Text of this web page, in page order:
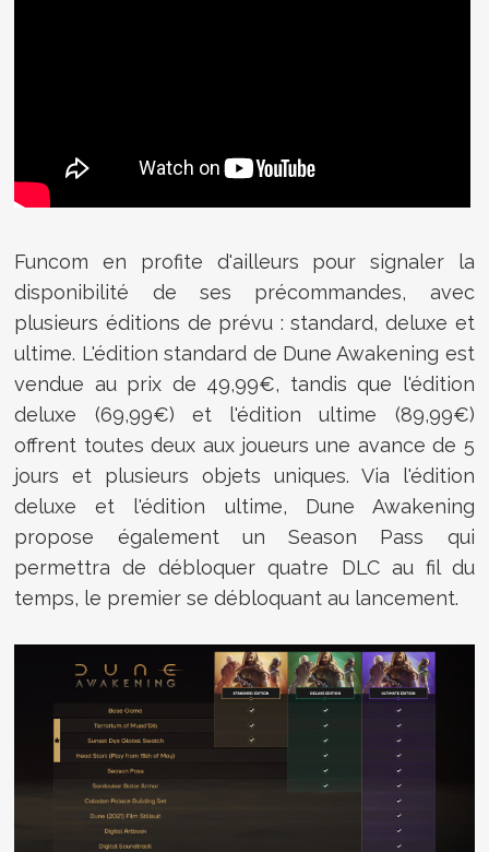
Funcom en profite d'ailleurs pour signaler la
disponibilité de ses précommandes, avec
plusieurs éditions de prévu : standard, deluxe et
ultime. L'édition standard de Dune Awakening est
vendue au prix de 49,99€, tandis que l'édition
deluxe (69,99€) et l'édition ultime (89,99€)
offrent toutes deux aux joueurs une avance de 5
jours et plusieurs objets uniques. Via l'édition
deluxe et l'édition ultime, Dune Awakening
propose également un Season Pass qui
permettra de débloquer quatre DLC au fil du
temps, le premier se débloquant au lancement.